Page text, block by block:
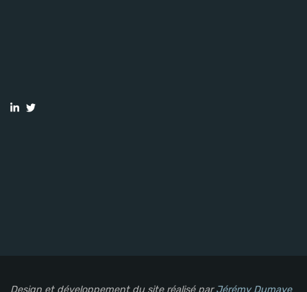
Design et développement du site réalisé parJérémy Dumaye